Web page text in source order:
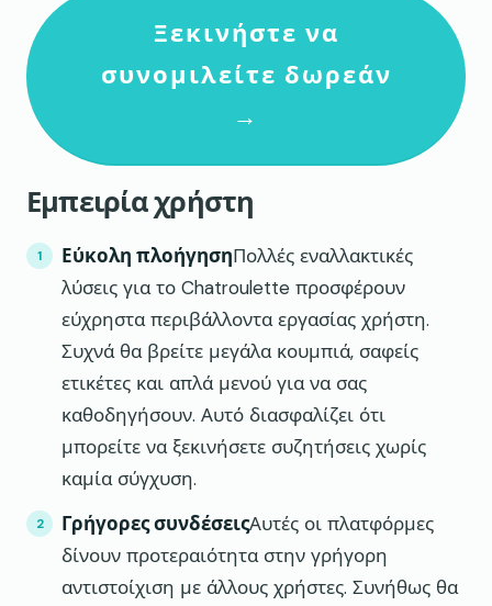
Ξεκινήστε να
συνομιλείτε δωρεάν
→
Εμπειρία χρήστη
Εύκολη πλοήγησηΠολλές εναλλακτικές
λύσεις για το Chatroulette προσφέρουν
εύχρηστα περιβάλλοντα εργασίας χρήστη.
Συχνά θα βρείτε μεγάλα κουμπιά, σαφείς
ετικέτες και απλά μενού για να σας
καθοδηγήσουν. Αυτό διασφαλίζει ότι
μπορείτε να ξεκινήσετε συζητήσεις χωρίς
καμία σύγχυση.
Γρήγορες συνδέσειςΑυτές οι πλατφόρμες
δίνουν προτεραιότητα στην γρήγορη
αντιστοίχιση με άλλους χρήστες. Συνήθως θα